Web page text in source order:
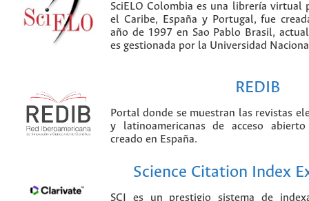
SciELO Colombia es una librería virtual
el Caribe, España y Portugal, fue
año de 1997 en Sao Pablo Brasil,
es gestionada por la Universidad
REDIB
Portal donde se muestran las revistas
y latinoamericanas de acceso
creado en España.
Science Citation Index
SCI es un prestigio sistema de